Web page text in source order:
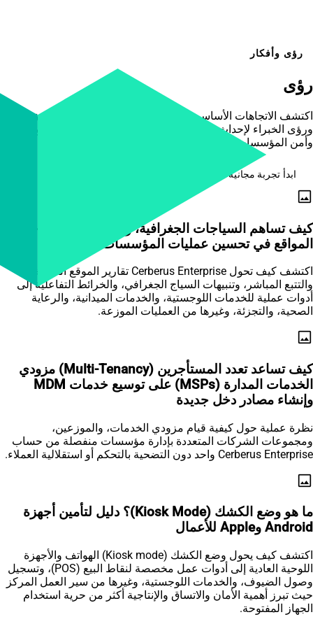
رؤى وأفكار
رؤى
اكتشف الاتجاهات الأساسية، وأفضل الممارسات القابلة للتطبيق،
ورؤى الخبراء لإحداث ثورة في نهجك تجاه إدارة الأجهزة المحمولة،
وأمن المؤسسات، والتحول الرقمي.
ابدأ تجربة مجانية
image
كيف تساهم السياجات الجغرافية، والتتبع المباشر، وخرائط
المواقع في تحسين عمليات المؤسسات
اكتشف كيف تحول Cerberus Enterprise تقارير الموقع الدورية،
والتتبع المباشر، وتنبيهات السياج الجغرافي، والخرائط التفاعلية إلى
أدوات عملية للخدمات اللوجستية، والخدمات الميدانية، والرعاية
الصحية، والتجزئة، وغيرها من العمليات الموزعة.
image
كيف تساعد تعدد المستأجرين (Multi-Tenancy) مزودي
الخدمات المدارة (MSPs) على توسيع خدمات MDM
وإنشاء مصادر دخل جديدة
نظرة عملية حول كيفية قيام مزودي الخدمات، والموزعين،
ومجموعات الشركات المتعددة بإدارة مؤسسات منفصلة من حساب
Cerberus Enterprise واحد دون التضحية بالتحكم أو استقلالية العملاء.
image
ما هو وضع الكشك (Kiosk Mode)؟ دليل لتأمين أجهزة
Android وApple للأعمال
اكتشف كيف يحول وضع الكشك (Kiosk mode) الهواتف والأجهزة
اللوحية العادية إلى أدوات عمل مخصصة لنقاط البيع (POS)، وتسجيل
وصول الضيوف، والخدمات اللوجستية، وغيرها من سير العمل المركز
حيث تبرز أهمية الأمان والاتساق والإنتاجية أكثر من حرية استخدام
الجهاز المفتوحة.